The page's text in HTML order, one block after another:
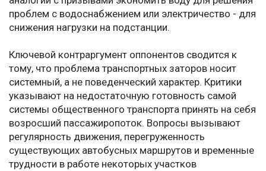
проблем с водоснабжением или электричество - для
снижения нагрузки на подстанции.
Ключевой контраргумент оппонентов сводится к
тому, что проблема транспортных заторов носит
системный, а не поведенческий характер. Критики
указывают на недостаточную готовность самой
системы общественного транспорта принять на себя
возросший пассажиропоток. Вопросы вызывают
регулярность движения, перегруженность
существующих автобусных маршрутов и временные
трудности в работе некоторых участков